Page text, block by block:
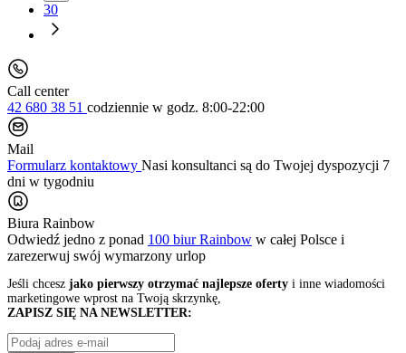
30
Call center
42 680 38 51 codziennie w godz. 8:00-22:00
Mail
Formularz kontaktowy Nasi konsultanci są do Twojej dyspozycji 7
dni w tygodniu
Biura Rainbow
Odwiedź jedno z ponad 100 biur Rainbow w całej Polsce i
zarezerwuj swój wymarzony urlop
Jeśli chcesz jako pierwszy otrzymać najlepsze oferty i inne wiadomości
marketingowe wprost na Twoją skrzynkę,
ZAPISZ SIĘ NA NEWSLETTER: